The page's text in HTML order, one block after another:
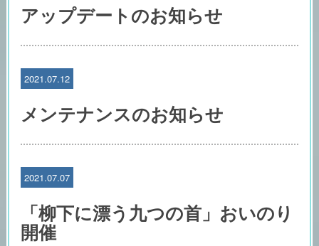
アップデートのお知らせ
2021.07.12
メンテナンスのお知らせ
2021.07.07
「柳下に漂う九つの首」おいのり
開催